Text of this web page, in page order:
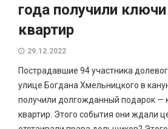
года получили
квартир
29.12.2022
Пострадавшие 94 участника
улице Богдана Хмельницкого в
получили долгожданный подарок —
квартир. Этого события они ждали